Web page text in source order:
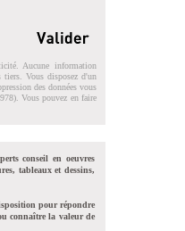
Aucune information
tiers. Vous disposez d'un
des données vous
Vous pouvez en faire
conseil en oeuvres
tableaux et dessins,
pour répondre
connaître la valeur de